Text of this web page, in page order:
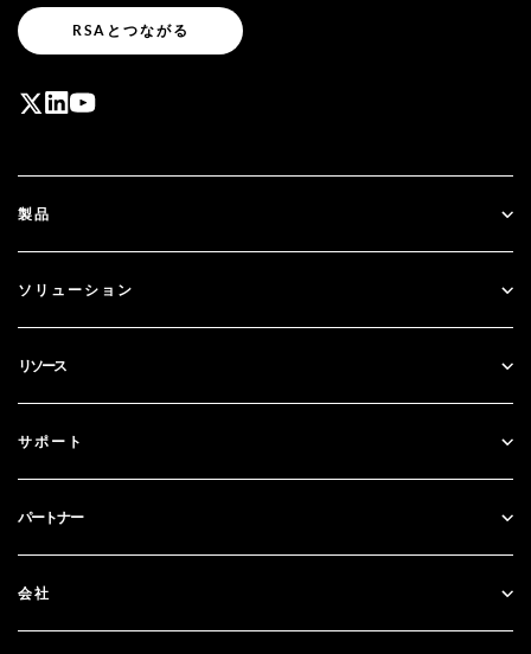
RSAとつながる
製品
SecurID
ソリューション
多要素認証
金融サービス
リソース
ブログ
ドキュメンテーション
サポート
カスタマー・サポート
パートナー
パートナーになる
会社